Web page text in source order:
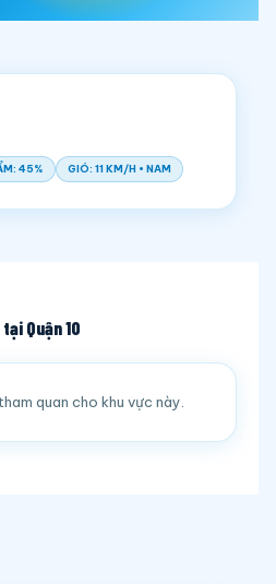
45% GIÓ: 11 KM/H • NAM
Quận 10
quan cho khu vực này.